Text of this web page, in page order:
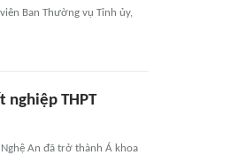
Ban Thường vụ Tỉnh ủy,
nghiệp THPT
An đã trở thành Á khoa